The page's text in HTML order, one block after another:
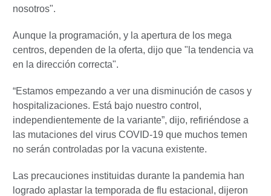
nosotros".
Aunque la programación, y la apertura de los mega
centros, dependen de la oferta, dijo que "la tendencia va
en la dirección correcta".
“Estamos empezando a ver una disminución de casos y
hospitalizaciones. Está bajo nuestro control,
independientemente de la variante”, dijo, refiriéndose a
las mutaciones del virus COVID-19 que muchos temen
no serán controladas por la vacuna existente.
Las precauciones instituidas durante la pandemia han
logrado aplastar la temporada de flu estacional, dijeron